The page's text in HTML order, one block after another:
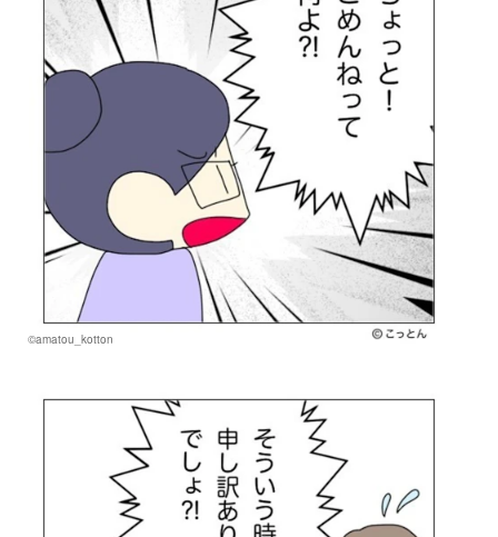
©amatou_kotton